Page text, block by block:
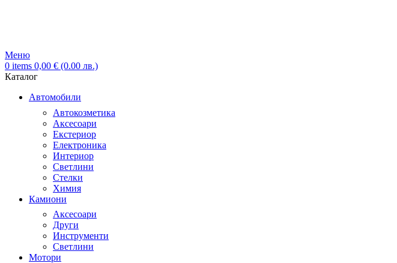
Меню
0 items 0,00 € (0.00 лв.)
Каталог
Автомобили
Автокозметика
Аксесоари
Екстериор
Електроника
Интериор
Светлини
Стелки
Химия
Камиони
Аксесоари
Други
Инструменти
Светлини
Мотори